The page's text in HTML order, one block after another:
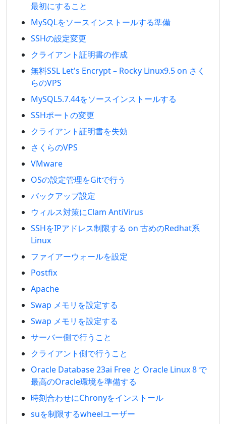
最初にすること
MySQLをソースインストールする準備
SSHの設定変更
クライアント証明書の作成
無料SSL Let's Encrypt – Rocky Linux9.5 on さく
らのVPS
MySQL5.7.44をソースインストールする
SSHポートの変更
クライアント証明書を失効
さくらのVPS
VMware
OSの設定管理をGitで行う
バックアップ設定
ウィルス対策にClam AntiVirus
SSHをIPアドレス制限する on 古めのRedhat系
Linux
ファイアーウォールを設定
Postfix
Apache
Swap メモリを設定する
Swap メモリを設定する
サーバー側で行うこと
クライアント側で行うこと
Oracle Database 23ai Free と Oracle Linux 8 で
最高のOracle環境を準備する
時刻合わせにChronyをインストール
suを制限するwheelユーザー